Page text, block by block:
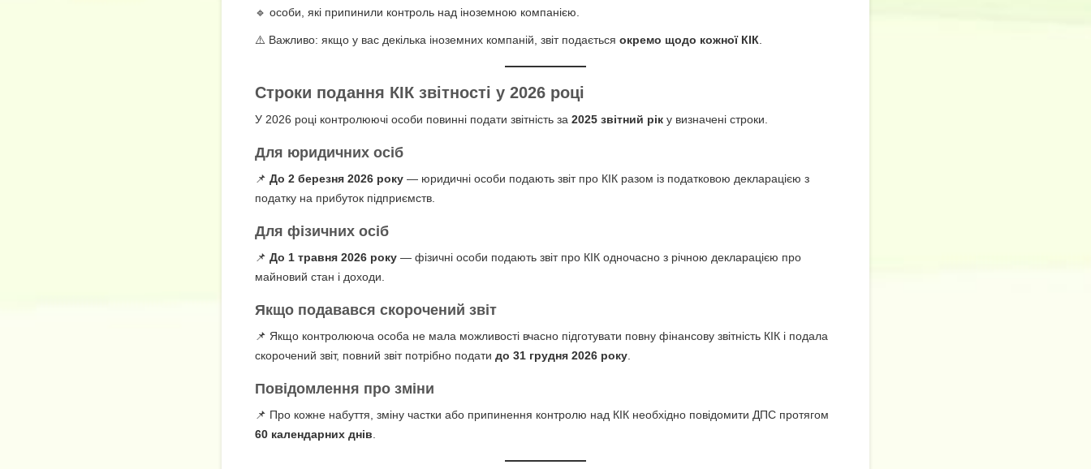
🔹 особи, які припинили контроль над іноземною компанією.
⚠️ Важливо: якщо у вас декілька іноземних компаній, звіт подається окремо щодо кожної КІК
Строки подання КІК звітності у 2026 році
У 2026 році контролюючі особи повинні подати звітність за 2025 звітний рік у визначені строки.
Для юридичних осіб
📌 До 2 березня 2026 року — юридичні особи подають звіт про КІК разом із податковою декларацією з
податку на прибуток підприємств.
Для фізичних осіб
📌 До 1 травня 2026 року — фізичні особи подають звіт про КІК одночасно з річною декларацією про
майновий стан і доходи.
Якщо подавався скорочений звіт
📌 Якщо контролююча особа не мала можливості вчасно підготувати повну фінансову звітність КІК і подала
скорочений звіт, повний звіт потрібно подати до 31 грудня 2026 року
Повідомлення про зміни
📌 Про кожне набуття, зміну частки або припинення контролю над КІК необхідно повідомити ДПС протягом
60 календарних днів